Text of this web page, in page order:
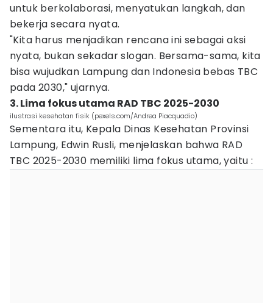
untuk berkolaborasi, menyatukan langkah, dan
bekerja secara nyata.
"Kita harus menjadikan rencana ini sebagai aksi
nyata, bukan sekadar slogan. Bersama-sama, kita
bisa wujudkan Lampung dan Indonesia bebas TBC
pada 2030," ujarnya.
3. Lima fokus utama RAD TBC 2025-2030
ilustrasi kesehatan fisik (pexels.com/Andrea Piacquadio)
Sementara itu, Kepala Dinas Kesehatan Provinsi
Lampung, Edwin Rusli, menjelaskan bahwa RAD
TBC 2025-2030 memiliki lima fokus utama, yaitu :